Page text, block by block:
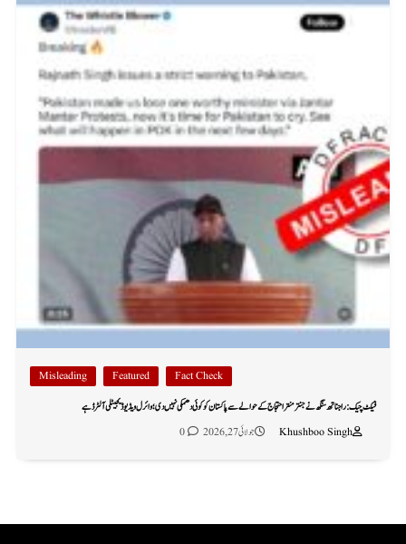
Fact Check
Featured
Misleading
فیکٹ چیک: راجناتھ سنگھ نے جنتر منتر احتجاج کے حوالے سے پاکستان کو کوئی دھمکی نہیں دی؛ وائرل ویڈیو ڈیجیٹلی آلٹرڈ ہے
Khushboo Singh
جولائی 27, 2026 0